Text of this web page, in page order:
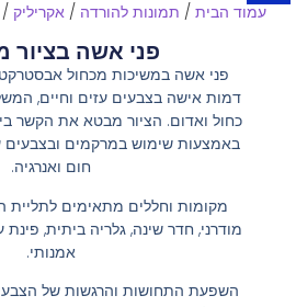
zoom_in זום (הגדלה)
הקטנת גופן
הגדלת גופן
גופן קריא
ניגודיות כהה
הוסף קו תחתון לקישורים
סמן קישורים
עמוד הבית/ תמונות להורדה / אקריליק/
פני אשה בציור
פני אשה במשיכות מכחול
דמות אישה בצבעים עזים וחיים,
כחול ואדום. הציור מבטא את הקשר
באמצעות שימוש במרקמים ובצבעים
חום ואנרגיה.
מקומות וחללים מתאימים לתליית
מודרני, חדר שינה, גלריה ביתית, פינת
אמנותי.
השפעת התחושות והרגשות של